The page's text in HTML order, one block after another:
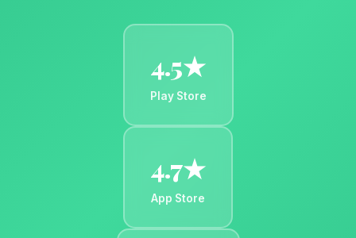
4.5★
Play Store
4.7★
App Store